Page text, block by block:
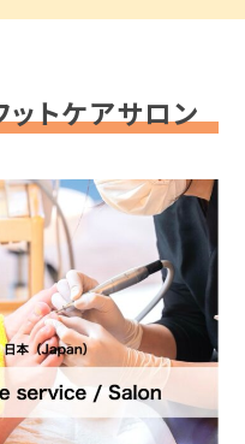
トケアサロン